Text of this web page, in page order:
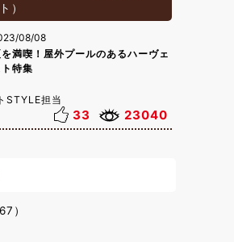
ト）
08/08
満喫！屋外プールのあるハーヴェ
ト特集
STYLE担当
33 23040
）